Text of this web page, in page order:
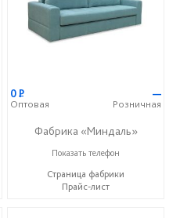
0Р
Оптовая
—
Розничная
Фабрика «Миндаль»
+7 (927) 630-62-82
Показать телефон
Страница фабрики
Прайс-лист